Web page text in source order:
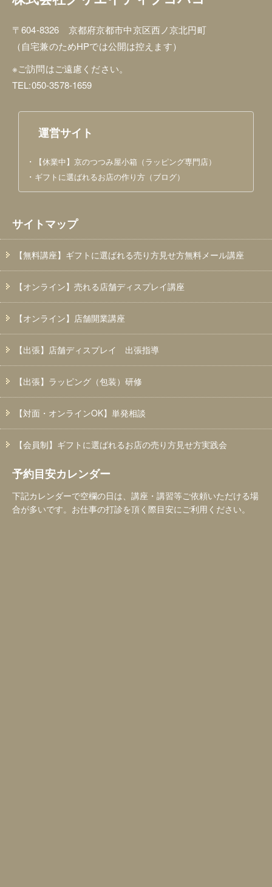
〒604-8326 京都府京都市中京区西ノ京北円町
（自宅兼のためHPでは公開は控えます）
※ご訪問はご遠慮ください。
TEL:050-3578-1659
運営サイト
・ 【休業中】京のつつみ屋小箱（ラッピング専門店）
・ ギフトに選ばれるお店の作り方（ブログ）
サイトマップ
【無料講座】ギフトに選ばれる売り方見せ方無料メール講座
【オンライン】売れる店舗ディスプレイ講座
【オンライン】店舗開業講座
【出張】店舗ディスプレイ 出張指導
【出張】ラッピング（包装）研修
【対面・オンラインOK】単発相談
【会員制】ギフトに選ばれるお店の売り方見せ方実践会
予約目安カレンダー
下記カレンダーで空欄の日は、講座・講習等ご依頼いただける場
合が多いです。お仕事の打診を頂く際目安にご利用ください。